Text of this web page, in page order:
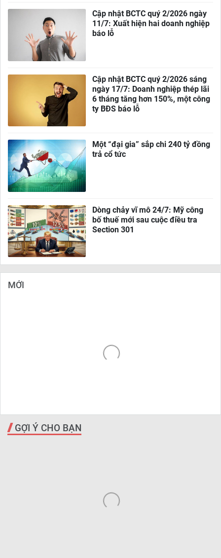
Cập nhật BCTC quý 2/2026 ngày
11/7: Xuất hiện hai doanh nghiệp
báo lỗ
Cập nhật BCTC quý 2/2026 sáng
ngày 17/7: Doanh nghiệp thép lãi
6 tháng tăng hơn 150%, một công
ty BĐS báo lỗ
Một “đại gia” sắp chi 240 tỷ đồng
trả cổ tức
Dòng chảy vĩ mô 24/7: Mỹ công
bố thuế mới sau cuộc điều tra
Section 301
MỚI
GỢI Ý CHO BẠN